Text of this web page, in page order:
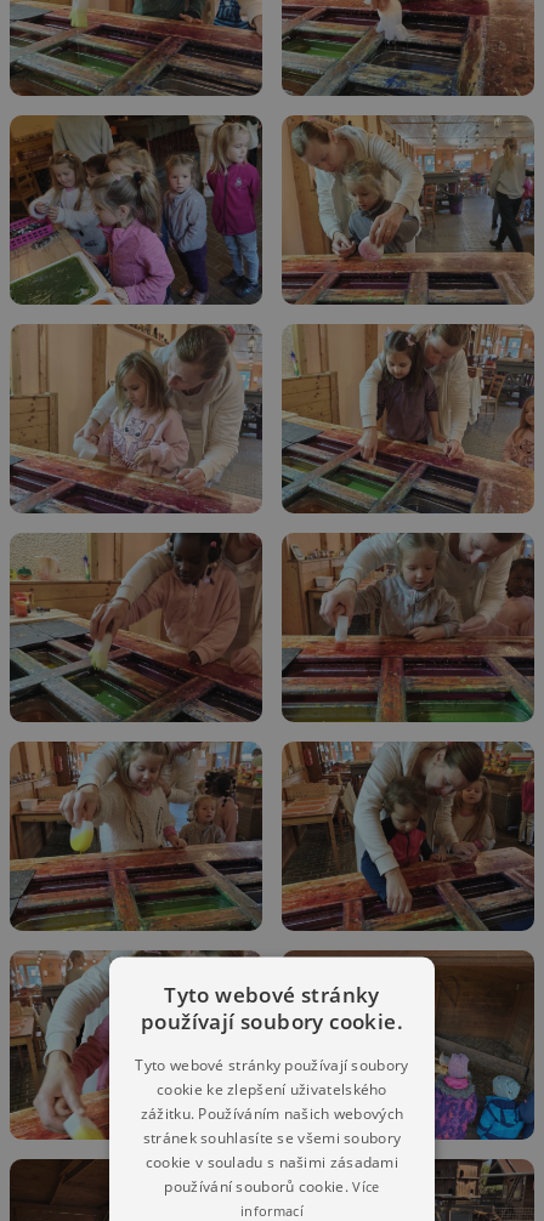
Tyto webové stránky
používají soubory cookie.
Tyto webové stránky používají soubory
cookie ke zlepšení uživatelského
zážitku. Používáním našich webových
stránek souhlasíte se všemi soubory
cookie v souladu s našimi zásadami
používání souborů cookie.Více
informací